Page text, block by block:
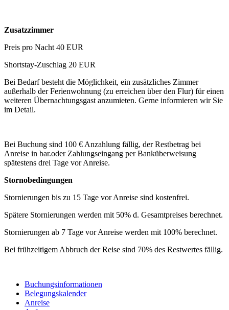
Zusatzzimmer
Preis pro Nacht 40 EUR
Shortstay-Zuschlag 20 EUR
Bei Bedarf besteht die Möglichkeit, ein zusätzliches Zimmer
außerhalb der Ferienwohnung (zu erreichen über den Flur) für einen
weiteren Übernachtungsgast anzumieten. Gerne informieren wir Sie
im Detail.
Bei Buchung sind 100 € Anzahlung fällig, der Restbetrag bei
Anreise in bar.oder Zahlungseingang per Banküberweisung
spätestens drei Tage vor Anreise.
Stornobedingungen
Stornierungen bis zu 15 Tage vor Anreise sind kostenfrei.
Spätere Stornierungen werden mit 50% d. Gesamtpreises berechnet.
Stornierungen ab 7 Tage vor Anreise werden mit 100% berechnet.
Bei frühzeitigem Abbruch der Reise sind 70% des Restwertes fällig.
Buchungsinformationen
Belegungskalender
Anreise